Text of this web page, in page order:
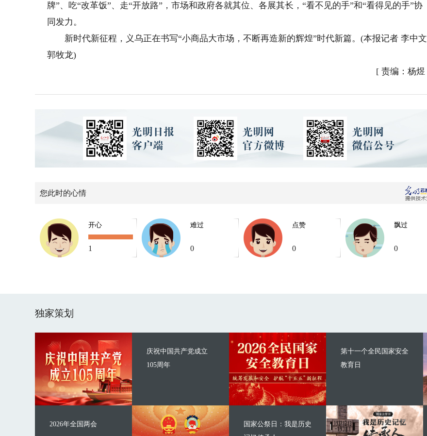
牌”、吃“改革饭”、走“开放路”，市场和政府各就其位、各展其长，“看不见的手”和“看得见的手”协
同发力。
新时代新征程，义乌正在书写“小商品大市场，不断再造新的辉煌”时代新篇。(本报记者 李中文
郭牧龙)
[ 责编：杨煜
您此时的心情
开心
1
难过
0
点赞
0
飘过
0
独家策划
庆祝中国共产党成立
105周年
2026年全国两会
第十一个全民国家安全
教育日
国家公祭日：我是历史